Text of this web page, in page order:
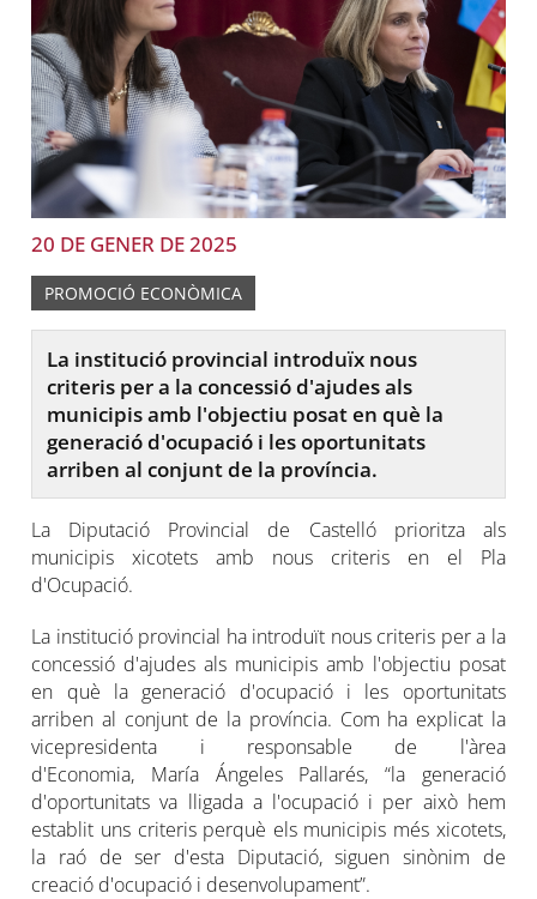
20 DE GENER DE 2025
PROMOCIÓ ECONÒMICA
La institució provincial introduïx nous
criteris per a la concessió d'ajudes als
municipis amb l'objectiu posat en què la
generació d'ocupació i les oportunitats
arriben al conjunt de la província.
La Diputació Provincial de Castelló prioritza als
municipis xicotets amb nous criteris en el Pla
d'Ocupació.
La institució provincial ha introduït nous criteris per a la
concessió d'ajudes als municipis amb l'objectiu posat
en què la generació d'ocupació i les oportunitats
arriben al conjunt de la província. Com ha explicat la
vicepresidenta i responsable de l'àrea
d'Economia, María Ángeles Pallarés, “la generació
d'oportunitats va lligada a l'ocupació i per això hem
establit uns criteris perquè els municipis més xicotets,
la raó de ser d'esta Diputació, siguen sinònim de
creació d'ocupació i desenvolupament”.